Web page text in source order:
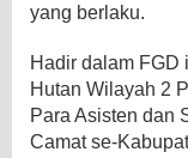
yang berlaku.
Hadir dalam FGD
Hutan Wilayah 2
Para Asisten dan
Camat se-